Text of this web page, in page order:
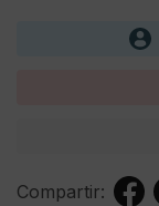
Compartir: